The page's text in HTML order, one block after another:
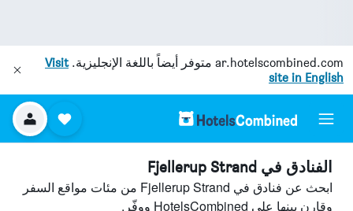
ar.hotelscombined.com متوفر أيضاً باللغة الإنجليزية.Visit
site in English
الفنادق في Fjellerup Strand
ابحث عن فنادق في Fjellerup Strand من مئات مواقع السفر
وقارن بينها على HotelsCombined ووفّر.